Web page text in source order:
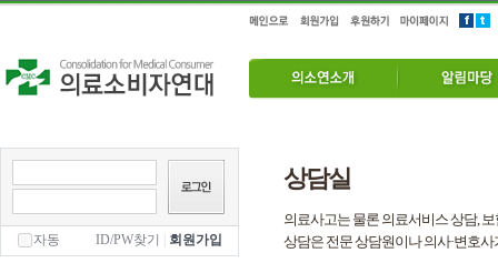
자동 ID/PW찾기 회원가입
상담실
의료사고는 물론 의료서비스 상담,
상담은 전문 상담원이나 의사·변호